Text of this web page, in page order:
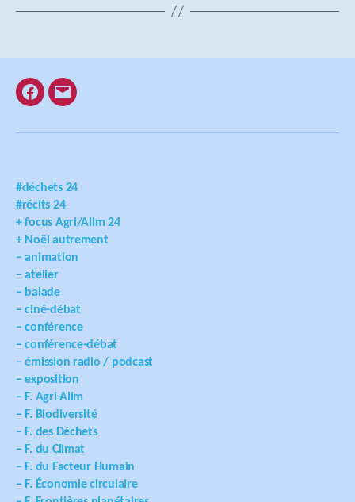
Facebook
E-
#déchets 24
#récits 24
+ focus Agri/Alim 24
+ Noël autrement
– animation
– atelier
– balade
– ciné-débat
– conférence
– conférence-débat
– émission radio / podcast
– exposition
– F. Agri-Alim
– F. Biodiversité
– F. des Déchets
– F. du Climat
– F. du Facteur Humain
– F. Économie circulaire